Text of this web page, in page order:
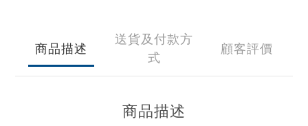
商品描述
送貨及付款方
式
顧客評價
商品描述